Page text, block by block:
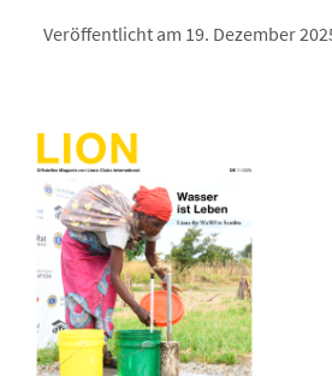
Veröffentlicht am 19. Dezember